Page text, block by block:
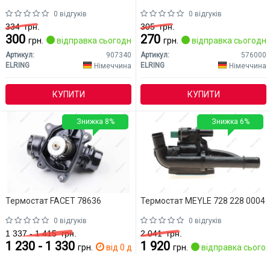
0 відгуків
334грн.
300 грн. відправка сьогодні
Артикул:
907340
ELRING
Німеччина
КУПИТИ
0 відгуків
305грн.
270 грн. відправка сьогодні
Артикул:
576000
ELRING
Німеччина
КУПИТИ
Термостат FACET 78636
0 відгуків
1 337 - 1 415грн.
1 230 - 1 330 грн. від 0 дн.
Знижка 8%
Термостат MEYLE 728 228 0004
0 відгуків
2 041грн.
1 920 грн. відправка
Знижка 6%